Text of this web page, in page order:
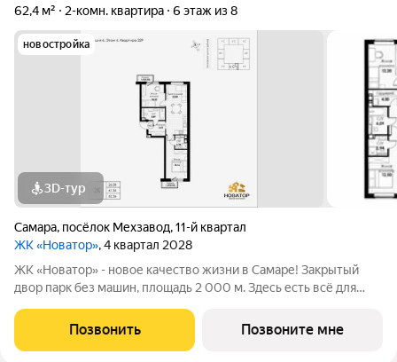
62,4 м²
2-комн. квартира 6 этаж из 8
новостройка
3D-тур
Самара, посёлок Мехзавод,11-й квартал
ЖК «Новатор», 4 квартал 2028
ЖК «Новатор» - новое качество жизни в Самаре! Закрытый
двор парк без машин, площадь 2 000 м. Здесь есть всё для
спортивные зоны ландшафтное озеленение Безопасность на
высшем уровне: система
Позвонить Позвоните мне